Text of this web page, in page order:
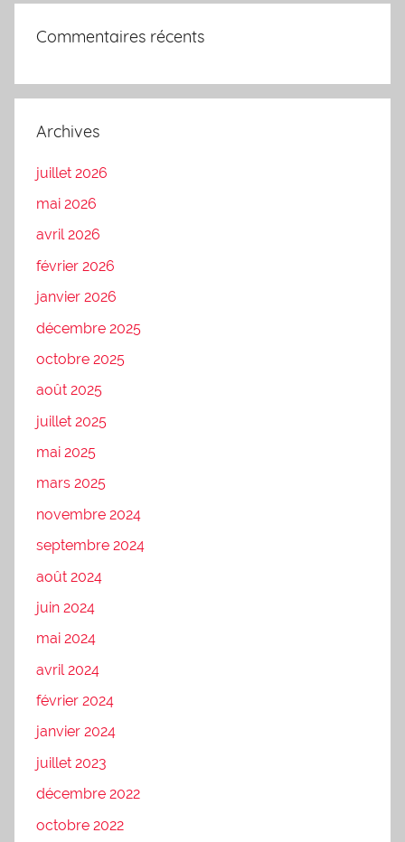
Commentaires récents
Archives
juillet 2026
mai 2026
avril 2026
février 2026
janvier 2026
décembre 2025
octobre 2025
août 2025
juillet 2025
mai 2025
mars 2025
novembre 2024
septembre 2024
août 2024
juin 2024
mai 2024
avril 2024
février 2024
janvier 2024
juillet 2023
décembre 2022
octobre 2022